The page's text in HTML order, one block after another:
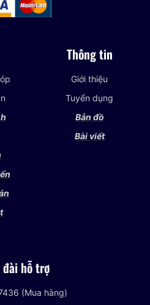
Thông tin
Giới thiệu
Tuyển dụng
Bản đồ
Bài viết
đài hỗ trợ
(Mua hàng)